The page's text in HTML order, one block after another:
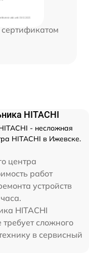
HITACHI
- несложная
HITACHI в Ижевске.
центра
работ
устройств
HITACHI
сложного
в сервисный